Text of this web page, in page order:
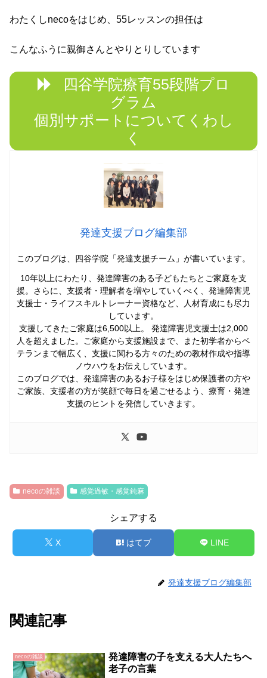
わたくしnecoをはじめ、55レッスンの担任は
こんなふうに親御さんとやりとりしています
四谷学院療育55段階プロ
グラム
個別サポートについてくわし
く
発達支援ブログ編集部
このブログは、四谷学院「発達支援チーム」 が書いています。
10年以上にわたり、発達障害のある子どもたちとご家庭を支
援。さらに、支援者・理解者を増やしていくべく、発達障害児
支援士・ライフスキルトレーナー資格など、人材育成にも尽力
しています。
支援してきたご家庭は6,500以上。 発達障害児支援士は2,000
人を超えました。ご家庭から支援施設まで、また初学者からベ
テランまで幅広く、支援に関わる方々のための教材作成や指導
ノウハウをお伝えしています。
このブログでは、発達障害のあるお子様をはじめ保護者の方や
ご家族、支援者の方が笑顔で毎日を過ごせるよう、療育・発達
支援のヒントを発信していきます。
necoの雑談 感覚過敏・感覚鈍麻
シェアする
X はてブ LINE
発達支援ブログ編集部
関連記事
necoの雑談
発達障害の子を支える大人たちへ
老子の言葉